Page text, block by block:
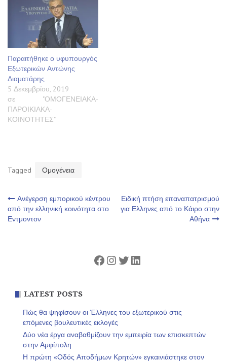
Παραιτήθηκε ο υφυπουργός
Εξωτερικών Αντώνης
Διαματάρης
5 Δεκεμβρίου, 2019
σε "ΟΜΟΓΕΝΕΙΑΚΑ-
ΠΑΡΟΙΚΙΑΚΑ-
ΚΟΙΝΟΤΗΤΕΣ"
Tagged Ομογένεια
Πλοήγηση
άρθρων
Ανέγερση εμπορικού κέντρου
από την ελληνική κοινότητα στο
Εντμοντον
Ειδική πτήση επαναπατρισμού
για Ελληνες από το Κάιρο στην
Αθήνα
Facebook
Instagram
Twitter
Linkedin
LATEST POSTS
Πώς θα ψηφίσουν οι Έλληνες του εξωτερικού στις
επόμενες βουλευτικές εκλογές
Δύο νέα έργα αναβαθμίζουν την εμπειρία των επισκεπτών
στην Αμφίπολη
Η πρώτη «Οδός Αποδήμων Κρητών» εγκαινιάστηκε στον